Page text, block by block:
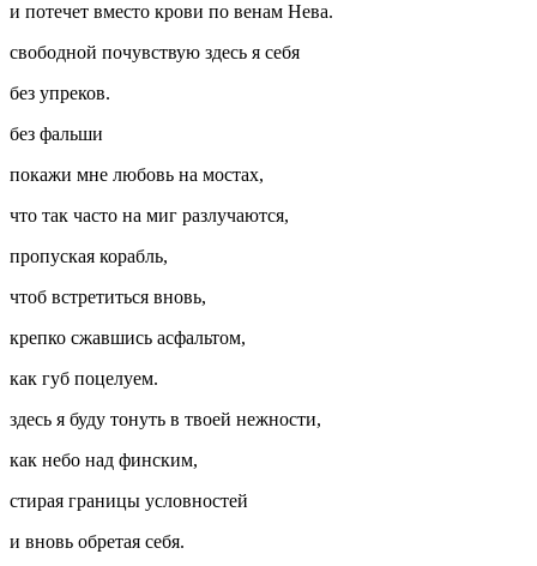
и потечет вместо крови по венам Нева.
свободной почувствую здесь я себя
без упреков.
без фальши
покажи мне любовь на мостах,
что так часто на миг разлучаются,
пропуская корабль,
чтоб встретиться вновь,
крепко сжавшись асфальтом,
как губ поцелуем.
здесь я буду тонуть в твоей нежности,
как небо над финским,
стирая границы условностей
и вновь обретая себя.